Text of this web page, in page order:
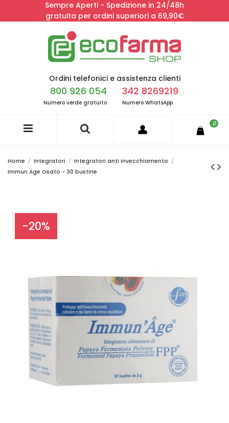
Sempre Aperti - Spedizione in 24/48h
gratuita per ordini superiori a 69,90€
Ordini telefonici e assistenza clienti
800 926 054
Numero verde gratuito
342 8269219
Numero WhatsApp
0
Home Integratori
Integratori anti invecchiamento
Immun Age Osato - 30 bustine
-20%